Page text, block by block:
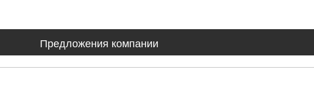
Предложения компании